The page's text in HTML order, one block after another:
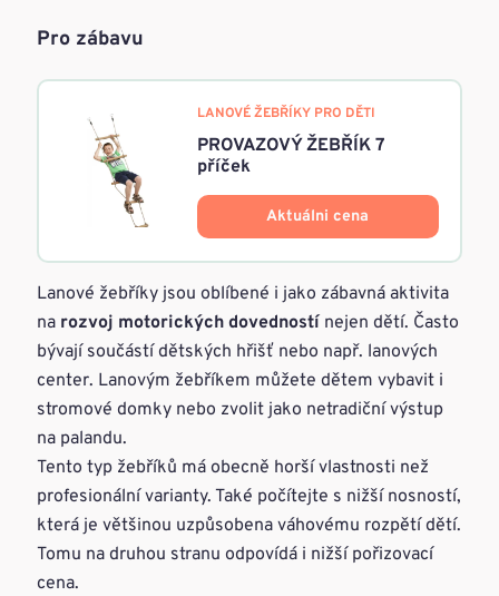
Pro zábavu
LANOVÉ ŽEBŘÍKY PRO DĚTI
PROVAZOVÝ ŽEBŘÍK 7
příček
Aktuálni cena
Lanové žebříky jsou oblíbené i jako zábavná aktivita
na rozvoj motorických dovedností nejen dětí. Často
bývají součástí dětských hřišť nebo např. lanových
center. Lanovým žebříkem můžete dětem vybavit i
stromové domky nebo zvolit jako netradiční výstup
na palandu.
Tento typ žebříků má obecně horší vlastnosti než
profesionální varianty. Také počítejte s nižší nosností,
která je většinou uzpůsobena váhovému rozpětí dětí.
Tomu na druhou stranu odpovídá i nižší pořizovací
cena.